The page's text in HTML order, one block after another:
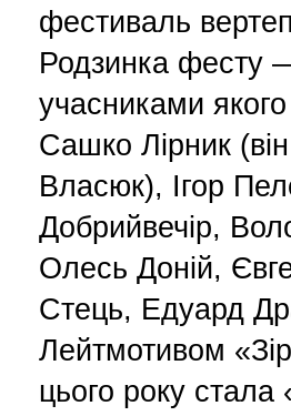
фестиваль
Родзинка фесту
учасниками
Сашко Лірник
Власюк), Ігор
Добрийвечір,
Олесь Доній,
Стець, Едуард
Лейтмотивом
цього року стала